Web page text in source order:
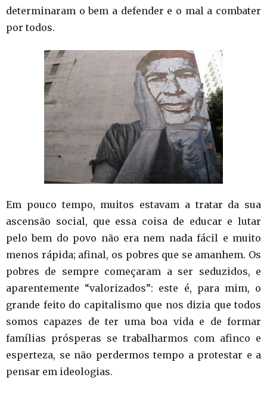
determinaram o bem a defender e o mal a combater
por todos.
Em pouco tempo, muitos estavam a tratar da sua
ascensão social, que essa coisa de educar e lutar
pelo bem do povo não era nem nada fácil e muito
menos rápida; afinal, os pobres que se amanhem. Os
pobres de sempre começaram a ser seduzidos, e
aparentemente “valorizados”: este é, para mim, o
grande feito do capitalismo que nos dizia que todos
somos capazes de ter uma boa vida e de formar
famílias prósperas se trabalharmos com afinco e
esperteza, se não perdermos tempo a protestar e a
pensar em ideologias.